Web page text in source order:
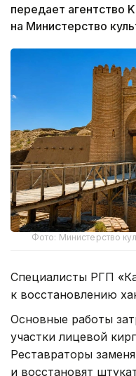
передает агентство
на Министерство
Фото: Министерство
Специалисты РГП
к восстановлению
Основные работы
участки лицевой
Реставраторы
и восстановят